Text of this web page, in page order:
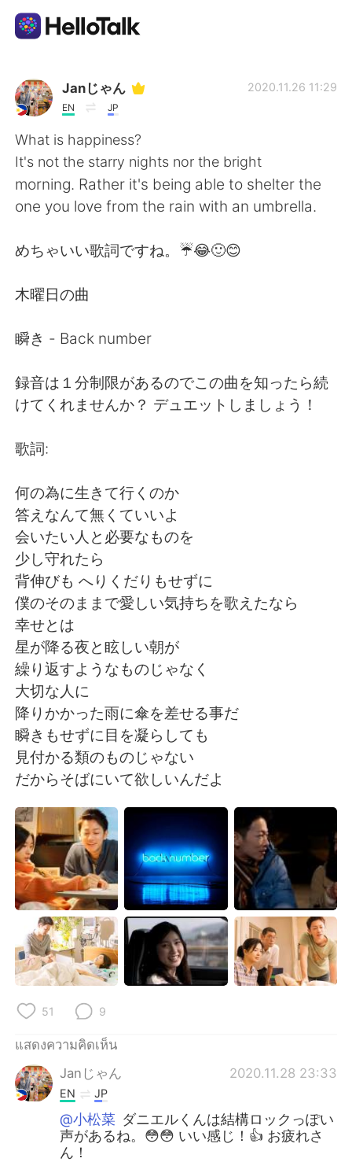
แอปแลกเปลี่ยนทางภาษา
AI Grammar Checker
ไทย
简体中文
한국어 Русский
Português
Janじゃん
EN JP
2020.11.26 11:29
What is happiness?
It's not the starry nights nor the bright
morning. Rather it's being able to shelter the
one you love from the rain with an umbrella.
めちゃいい歌詞ですね。☔😂🙂😊
木曜日の曲
瞬き - Back number
録音は１分制限があるのでこの曲を知ったら続
けてくれませんか？ デュエットしましょう！
歌詞:
何の為に生きて行くのか
答えなんて無くていいよ
会いたい人と必要なものを
少し守れたら
背伸びも へりくだりもせずに
僕のそのままで愛しい気持ちを歌えたなら
幸せとは
星が降る夜と眩しい朝が
繰り返すようなものじゃなく
大切な人に
降りかかった雨に傘を差せる事だ
瞬きもせずに目を凝らしても
見付かる類のものじゃない
だからそばにいて欲しいんだよ
51 9
แสดงความคิดเห็น
Janじゃん
2020.11.28 23:33
EN JP
@小松菜 ダニエルくんは結構ロックっぽい
声があるね。😳😳 いい感じ！👍 お疲れさ
ん！